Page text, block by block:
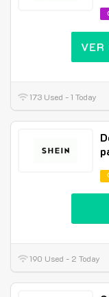
VER
173 Used - 1 Today
190 Used - 2 Today